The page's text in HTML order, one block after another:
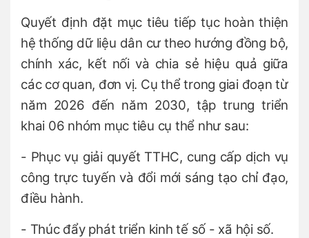
Quyết định đặt mục tiêu tiếp tục hoàn thiện
hệ thống dữ liệu dân cư theo hướng đồng bộ,
chính xác, kết nối và chia sẻ hiệu quả giữa
các cơ quan, đơn vị. Cụ thể trong giai đoạn từ
năm 2026 đến năm 2030, tập trung triển
khai 06 nhóm mục tiêu cụ thể như sau:
- Phục vụ giải quyết TTHC, cung cấp dịch vụ
công trực tuyến và đổi mới sáng tạo chỉ đạo,
điều hành.
- Thúc đẩy phát triển kinh tế số - xã hội số.